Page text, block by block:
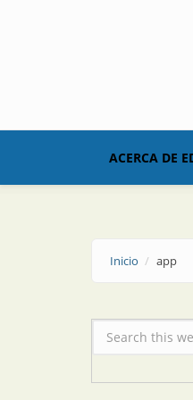
ACERCA DE
Inicio app
Formulario